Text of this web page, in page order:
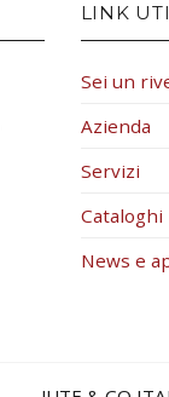
LINK
Sei un
Azienda
Servizi
Cataloghi
News e